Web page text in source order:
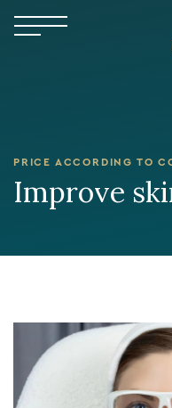
PRICE ACCORDING TO
Improve